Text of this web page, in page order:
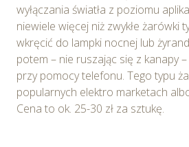
wyłączania światła z poziomu
niewiele więcej niż zwykłe żarówki
wkręcić do lampki nocnej lub
potem – nie ruszając się z kanapy –
przy pomocy telefonu. Tego typu
popularnych elektro marketach
Cena to ok. 25-30 zł za sztukę.